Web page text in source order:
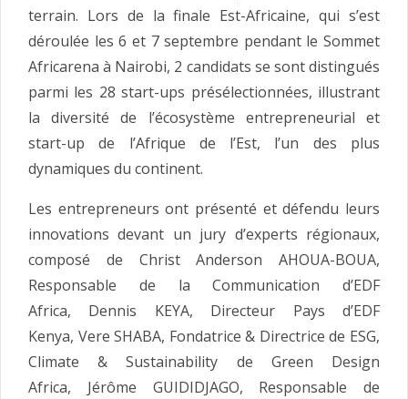
terrain. Lors de la finale Est-Africaine, qui s’est
déroulée les 6 et 7 septembre pendant le Sommet
Africarena à Nairobi, 2 candidats se sont distingués
parmi les 28 start-ups présélectionnées, illustrant
la diversité de l’écosystème entrepreneurial et
start-up de l’Afrique de l’Est, l’un des plus
dynamiques du continent.
Les entrepreneurs ont présenté et défendu leurs
innovations devant un jury d’experts régionaux,
composé de Christ Anderson AHOUA-BOUA,
Responsable de la Communication d’EDF
Africa, Dennis KEYA, Directeur Pays d’EDF
Kenya, Vere SHABA, Fondatrice & Directrice de ESG,
Climate & Sustainability de Green Design
Africa, Jérôme GUIDIDJAGO, Responsable de